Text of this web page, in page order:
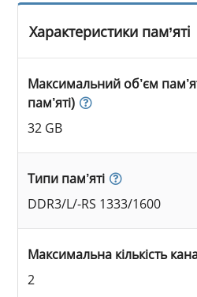
Характеристики пам’яті
Максимальний об’єм
пам’яті)
32 GB
Типи пам’яті
DDR3/L/-RS 1333/1600
Максимальна кількість
2